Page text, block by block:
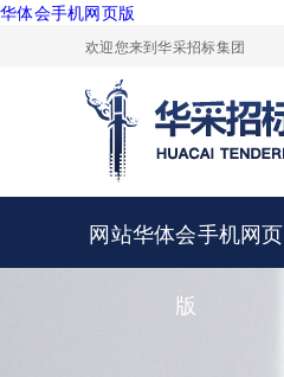
华体会手机网页版
欢迎您来到华采招标集团
网站华体会手机网页
版